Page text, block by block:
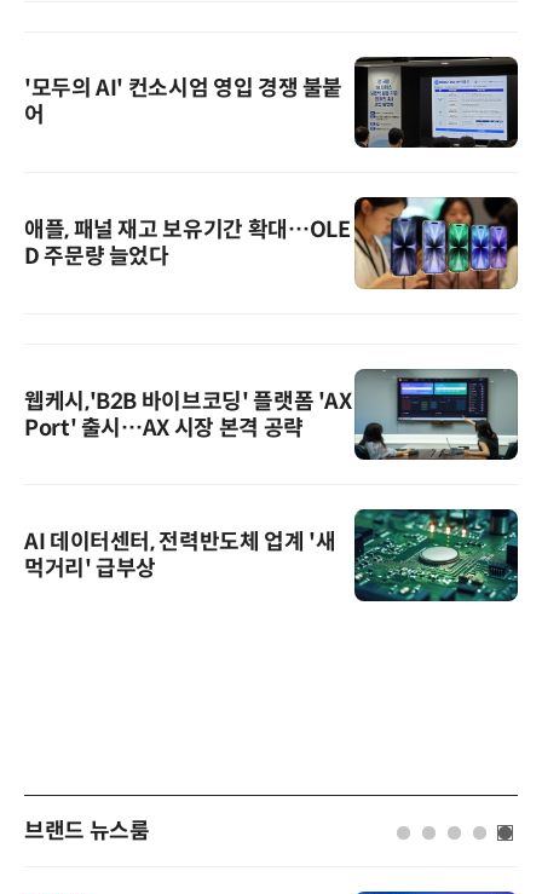
'모두의 AI' 컨소시엄 영입 경쟁 불붙
어
애플, 패널 재고 보유기간 확대…OLE
D 주문량 늘었다
웹케시,'B2B 바이브코딩' 플랫폼 'AX
Port' 출시…AX 시장 본격 공략
AI 데이터센터, 전력반도체 업계 '새
먹거리' 급부상
브랜드 뉴스룸